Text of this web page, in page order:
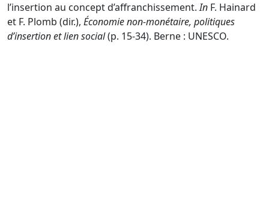
l’insertion au concept d’affranchissement.In F. Hainard
et F. Plomb (dir.), Économie non-monétaire, politiques
d’insertion et lien social(p. 15-34). Berne : UNESCO.